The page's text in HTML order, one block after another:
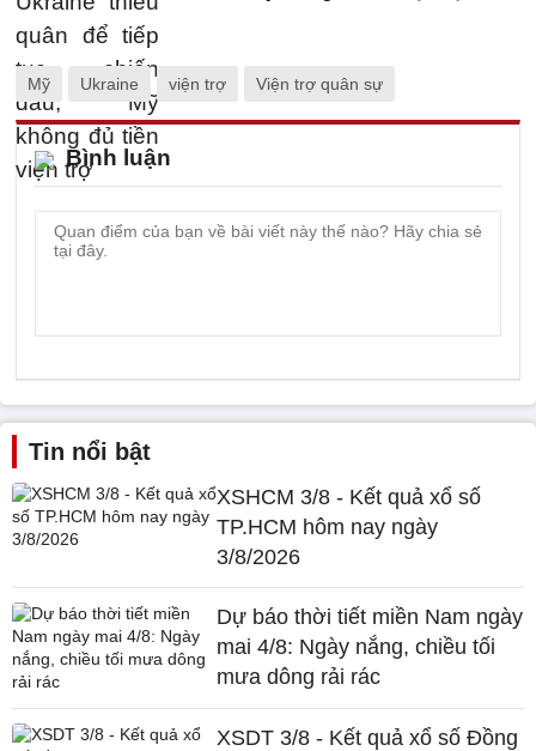
Mỹ Ukraine viện trợ Viện trợ quân sự
Bình luận
Tin nổi bật
XSHCM 3/8 - Kết quả xổ số
TP.HCM hôm nay ngày
3/8/2026
Dự báo thời tiết miền Nam ngày
mai 4/8: Ngày nắng, chiều tối
mưa dông rải rác
XSDT 3/8 - Kết quả xổ số Đồng